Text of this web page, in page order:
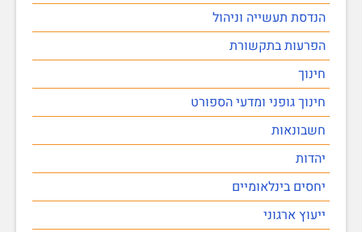
הנדסת תעשייה וניהול
הפרעות בתקשורת
חינוך
חינוך גופני ומדעי הספורט
חשבונאות
יהדות
יחסים בינלאומיים
ייעוץ ארגוני